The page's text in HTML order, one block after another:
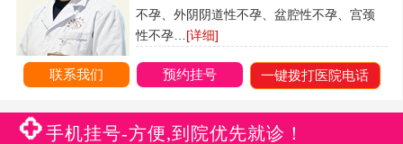
不孕、外阴阴道性不孕、盆腔性不孕、宫颈
性不孕… [详细]
联系我们 预约挂号 一键拨打医院电话
手机挂号-方便,到院优先就诊！